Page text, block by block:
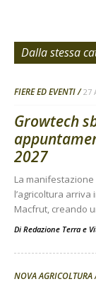
Dalla stessa
FIERE ED EVENTI 27
Growtech
2027
La
l’agricoltura
Macfrut, creando
Di Redazione Terra e
NOVA AGRICOLTURA